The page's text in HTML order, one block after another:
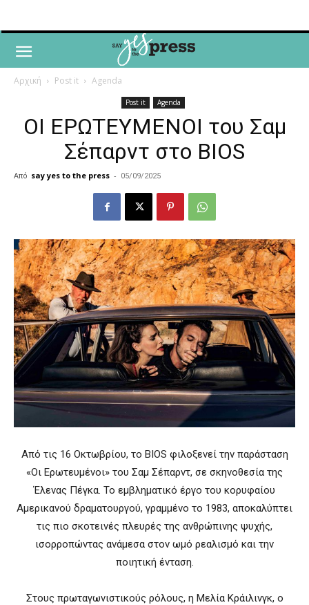
Αρχική Post it Agenda
Post it Agenda
ΟΙ ΕΡΩΤΕΥΜΕΝΟΙ του Σαμ
Σέπαρντ στο BIOS
Από say yes to the press - 05/09/2025
Από τις 16 Οκτωβρίου, το BIOS φιλοξενεί την παράσταση
«Οι Ερωτευμένοι» του Σαμ Σέπαρντ, σε σκηνοθεσία της
Έλενας Πέγκα. Το εμβληματικό έργο του κορυφαίου
Αμερικανού δραματουργού, γραμμένο το 1983, αποκαλύπτει
τις πιο σκοτεινές πλευρές της ανθρώπινης ψυχής,
ισορροπώντας ανάμεσα στον ωμό ρεαλισμό και την
ποιητική ένταση.
Στους πρωταγωνιστικούς ρόλους, η Μελία Κράιλινγκ, ο